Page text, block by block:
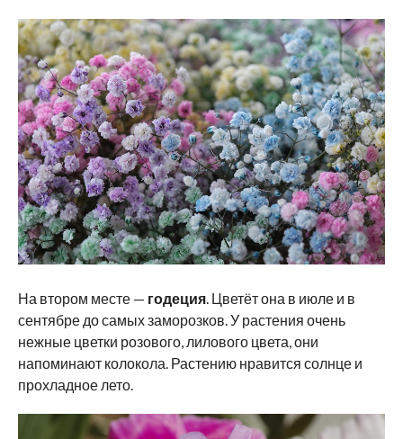
На втором месте — годеция. Цветёт она в июле и в
сентябре до самых заморозков. У растения очень
нежные цветки розового, лилового цвета, они
напоминают колокола. Растению нравится солнце и
прохладное лето.